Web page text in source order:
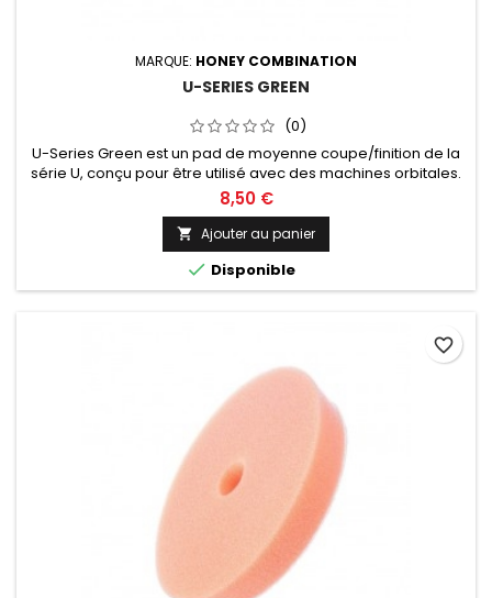
MARQUE: HONEY COMBINATION
U-SERIES GREEN
(0)
U-Series Green est un pad de moyenne coupe/finition de la
série U, conçu pour être utilisé avec des machines orbitales.
Diamètre de 30, 50, 75, 125 ou 150mm au choix.
8,50 €
 Ajouter au panier
 Disponible
favorite_border